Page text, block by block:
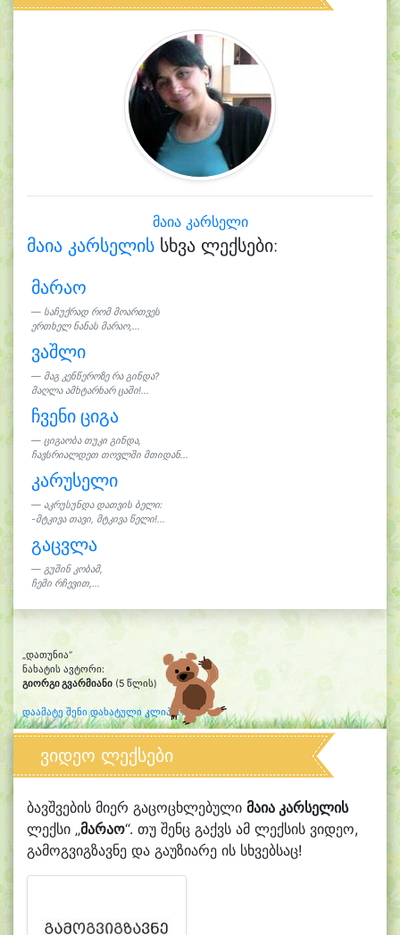
მაია კარსელი
მაია კარსელის სხვა ლექსები:
მარაო
საჩუქრად რომ მოართვეს
ერთხელ ნანას მარაო,...
ვაშლი
მაგ კენწეროზე რა გინდა?
მაღლა ამხტარხარ ცაში!...
ჩვენი ციგა
ციგაობა თუკი გინდა,
ჩავსრიალდეთ თოვლში მთიდან...
კარუსელი
აკრუსუნდა დათვის ბელი:
-მტკივა თავი, მტკივა წელი!...
გაცვლა
გუშინ კობამ,
ჩემი რჩევით,...
„დათუნია“
ნახატის ავტორი:
გიორგი გვარმიანი (5 წლის)
დაამატე შენი დახატული კლიპარტი
ვიდეო ლექსები
ბავშვების მიერ გაცოცხლებული მაია კარსელის
ლექსი „მარაო“. თუ შენც გაქვს ამ ლექსის ვიდეო,
გამოგვიგზავნე და გაუზიარე ის სხვებსაც!